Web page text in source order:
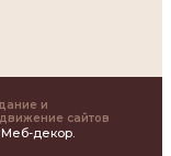
и
сайтов
декор.